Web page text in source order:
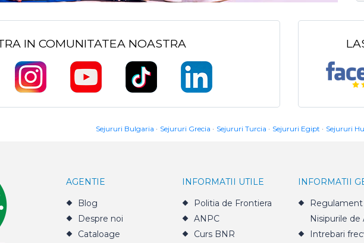
IN COMUNITATEA NOASTRA
Sejururi Bulgaria Sejururi Grecia Sejururi Turcia Sejururi Egipt Sejururi
AGENTIE
Blog
Despre noi
Cataloage
INFORMATII UTILE
Politia de Frontiera
ANPC
Curs BNR
INFORMATII
Regulament
Nisipurile de
Intrebari